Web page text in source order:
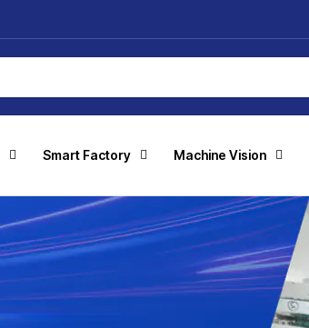
Smart Factory Machine Vision